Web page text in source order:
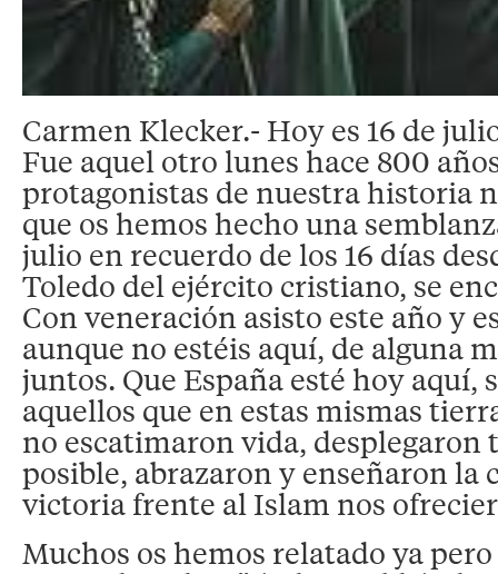
Carmen Klecker.- Hoy es 16 de
Fue aquel otro lunes hace 800
protagonistas de nuestra historia
que os hemos hecho una
julio en recuerdo de los 16 días
Toledo del ejército cristiano, se
Con veneración asisto este año y
aunque no estéis aquí, de alguna
juntos. Que España esté hoy aquí,
aquellos que en estas mismas
no escatimaron vida, desplegaron
posible, abrazaron y enseñaron la
victoria frente al Islam nos
Muchos os hemos relatado ya